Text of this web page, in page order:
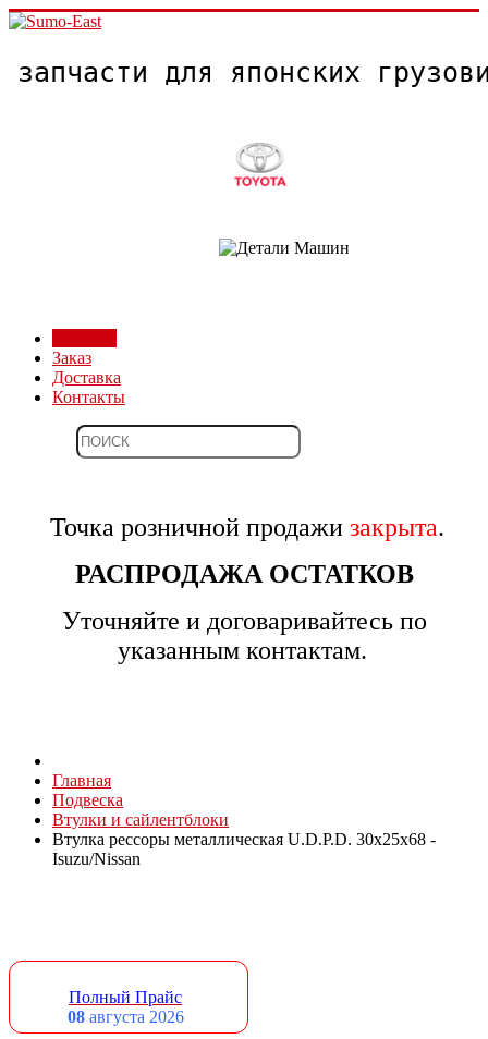
запчасти для японских
Заказ
Доставка
Контакты
Точка розничной продажи закрыта.
РАСПРОДАЖА ОСТАТКОВ
Уточняйте и договаривайтесь по
указанным контактам.
Главная
Подвеска
Втулки и сайлентблоки
Втулка рессоры металлическая U.D.P.D. 30x25x68 -
Isuzu/Nissan
Полный Прайс
08августа 2026